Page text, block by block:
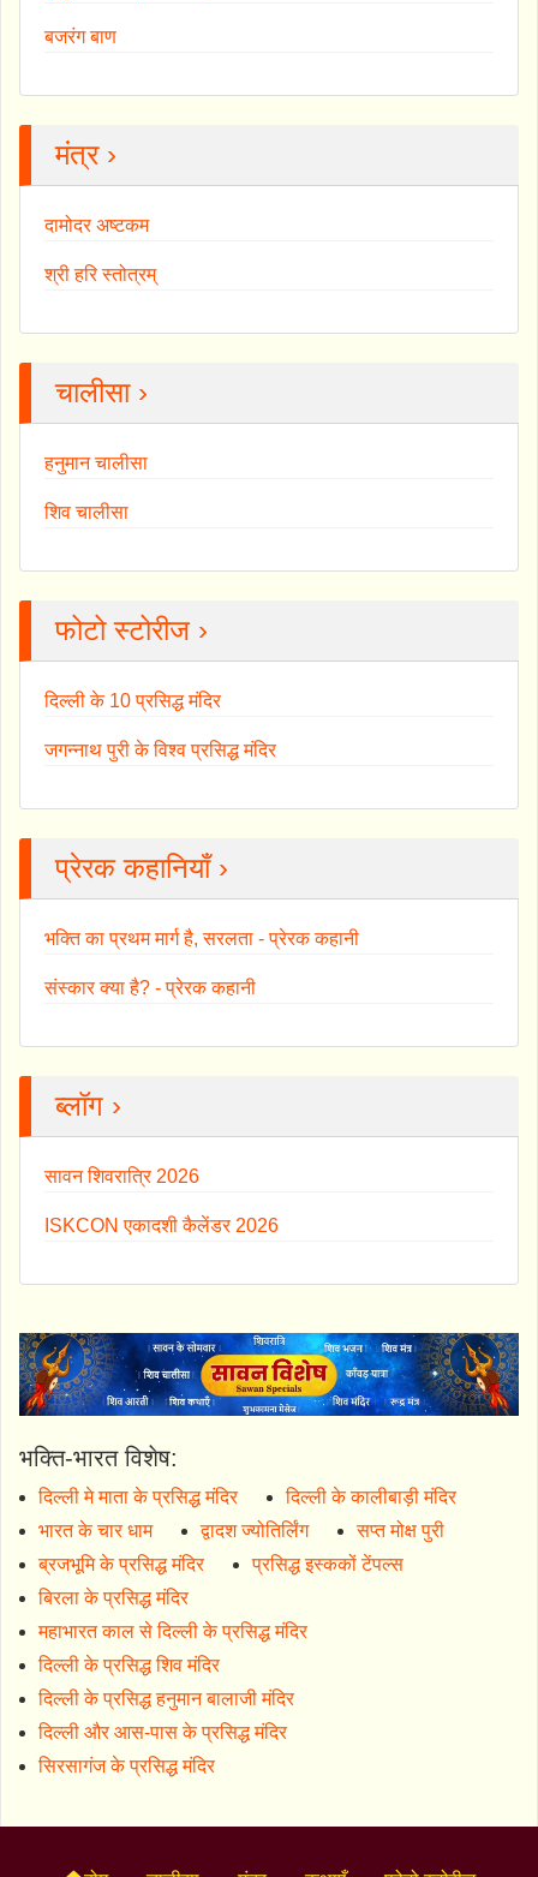
बजरंग बाण
मंत्र ›
दामोदर अष्टकम
श्री हरि स्तोत्रम्
चालीसा ›
हनुमान चालीसा
शिव चालीसा
फोटो स्टोरीज ›
दिल्ली के 10 प्रसिद्ध मंदिर
जगन्नाथ पुरी के विश्व प्रसिद्ध मंदिर
प्रेरक कहानियाँ ›
भक्ति का प्रथम मार्ग है, सरलता - प्रेरक कहानी
संस्कार क्या है? - प्रेरक कहानी
ब्लॉग ›
सावन शिवरात्रि 2026
ISKCON एकादशी कैलेंडर 2026
भक्ति-भारत विशेष:
दिल्ली मे माता के प्रसिद्ध मंदिर
दिल्ली के कालीबाड़ी मंदिर
भारत के चार धाम
द्वादश ज्योतिर्लिंग
सप्त मोक्ष पुरी
ब्रजभूमि के प्रसिद्ध मंदिर
प्रसिद्ध इस्ककों टेंपल्स
बिरला के प्रसिद्ध मंदिर
महाभारत काल से दिल्ली के प्रसिद्ध मंदिर
दिल्ली के प्रसिद्ध शिव मंदिर
दिल्ली के प्रसिद्ध हनुमान बालाजी मंदिर
दिल्ली और आस-पास के प्रसिद्ध मंदिर
सिरसागंज के प्रसिद्ध मंदिर